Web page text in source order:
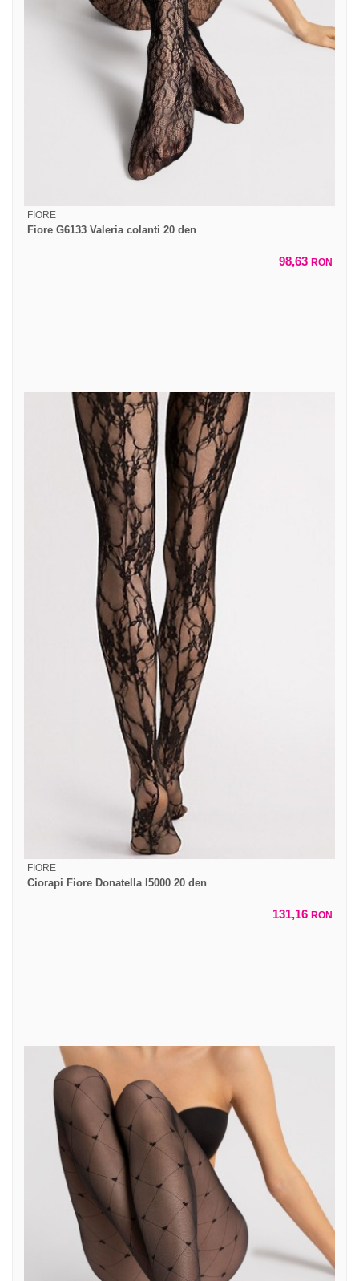
FIORE
Fiore G6133 Valeria colanti 20 den
98,63 RON
FIORE
Ciorapi Fiore Donatella I5000 20 den
131,16 RON